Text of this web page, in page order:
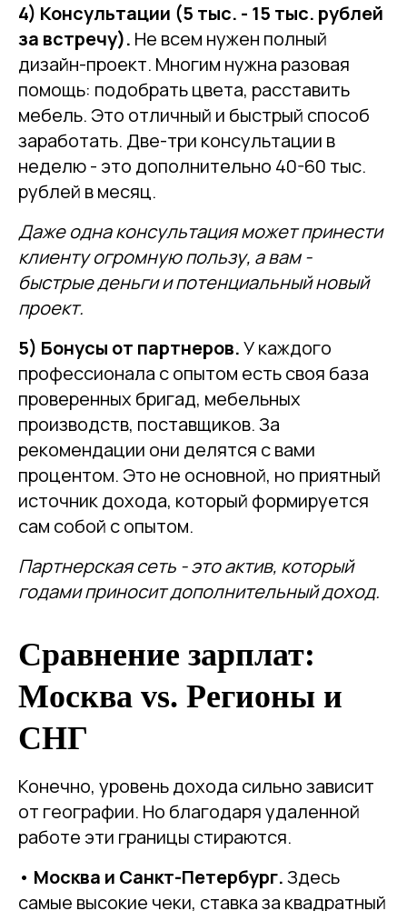
4) Консультации (5 тыс. - 15 тыс. рублей
за встречу). Не всем нужен полный
дизайн-проект. Многим нужна разовая
помощь: подобрать цвета, расставить
мебель. Это отличный и быстрый способ
заработать. Две-три консультации в
неделю - это дополнительно 40-60 тыс.
рублей в месяц.
Даже одна консультация может принести
клиенту огромную пользу, а вам -
быстрые деньги и потенциальный новый
проект.
5) Бонусы от партнеров.У каждого
профессионала с опытом есть своя база
проверенных бригад, мебельных
производств, поставщиков. За
рекомендации они делятся с вами
процентом. Это не основной, но приятный
источник дохода, который формируется
сам собой с опытом.
Партнерская сеть - это актив, который
годами приносит дополнительный доход.
Сравнение зарплат:
Москва vs. Регионы и
СНГ
Конечно, уровень дохода сильно зависит
от географии. Но благодаря удаленной
работе эти границы стираются.
• Москва и Санкт-Петербург.Здесь
самые высокие чеки, ставка за квадратный